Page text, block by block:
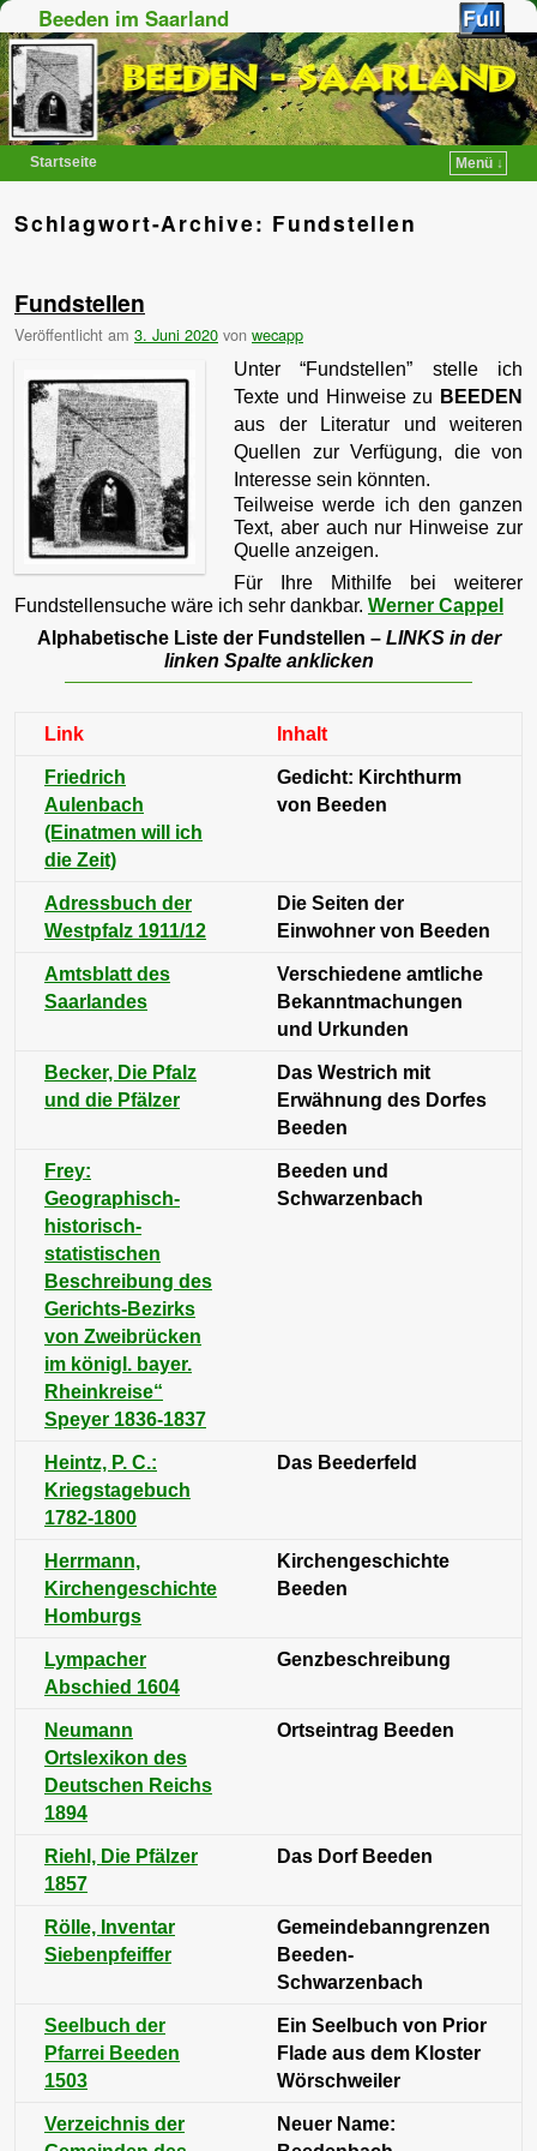
Beeden im Saarland
Startseite
Menü ↓
Schlagwort-Archive: Fundstellen
Fundstellen
Veröffentlicht am 3. Juni 2020 von wecapp
Unter “Fundstellen” stelle ich
Texte und Hinweise zu BEEDEN
aus der Literatur und weiteren
Quellen zur Verfügung, die von
Interesse sein könnten.
Teilweise werde ich den ganzen
Text, aber auch nur Hinweise zur
Quelle anzeigen.
Für Ihre Mithilfe bei weiterer
Fundstellensuche wäre ich sehr dankbar. Werner Cappel
Alphabetische Liste der Fundstellen – LINKS in der
linken Spalte anklicken
Link Inhalt
Friedrich
Aulenbach
(Einatmen will ich
die Zeit)
Gedicht: Kirchthurm
von Beeden
Adressbuch der
Westpfalz 1911/12
Die Seiten der
Einwohner von Beeden
Amtsblatt des
Saarlandes
Verschiedene amtliche
Bekanntmachungen
und Urkunden
Becker, Die Pfalz
und die Pfälzer
Das Westrich mit
Erwähnung des Dorfes
Beeden
Frey:
Geographisch-
historisch-
statistischen
Beschreibung des
Gerichts-Bezirks
von Zweibrücken
im königl. bayer.
Rheinkreise“
Speyer 1836-1837
Beeden und
Schwarzenbach
Heintz, P. C.:
Kriegstagebuch
1782-1800
Das Beederfeld
Herrmann,
Kirchengeschichte
Homburgs
Kirchengeschichte
Beeden
Lympacher
Abschied 1604
Genzbeschreibung
Neumann
Ortslexikon des
Deutschen Reichs
1894
Ortseintrag Beeden
Riehl, Die Pfälzer
1857
Das Dorf Beeden
Rölle, Inventar
Siebenpfeiffer
Gemeindebanngrenzen
Beeden-
Schwarzenbach
Seelbuch der
Pfarrei Beeden
1503
Ein Seelbuch von Prior
Flade aus dem Kloster
Wörschweiler
Verzeichnis der
Neuer Name: